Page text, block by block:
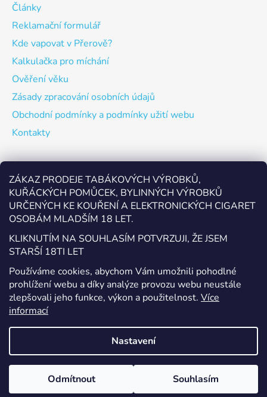
ZÁKAZ PRODEJE TABÁKOVÝCH VÝROBKŮ,
KUŘÁCKÝCH POMŮCEK, BYLINNÝCH VÝROBKŮ
URČENÝCH KE KOUŘENÍ A ELEKTRONICKÝCH CIGARET
OSOBÁM MLADŠÍM 18 LET.
KLIKNUTÍM NA SOUHLASÍM POTVRZUJI, ŽE JSEM
STARŠÍ 18TI LET
Používáme cookies, abychom Vám umožnili pohodlné
prohlížení webu a díky analýze provozu webu neustále
zlepšovali jeho funkce, výkon a použitelnost. Více
informací
Nastavení
Odmítnout Souhlasím
Články
Reklamační formulář
Kde vapovat v Přerově?
Kalkulačka pro míchání
Ověření věku
Zásady zpracování osobních údajů
Obchodní podmínky a podmínky užití webu
Kontakty
Odebírat newsletter
Vložte svůj e-mail a my vám budeme zasílat informace o
nových produktech na našem e-shopu.
E-mail
Vložením e-mailu souhlasíte s
podmínkami ochrany
osobních údajů
PŘIHLÁSIT SE
Vytvořil Shoptet
Copyright 2026EcigaretyPřerov.cz. Všechna práva